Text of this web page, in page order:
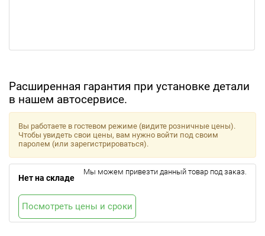
Расширенная гарантия при установке детали
в нашем автосервисе.
Вы работаете в гостевом режиме (видите розничные цены).
Чтобы увидеть свои цены, вам нужно войти под своим
паролем (или зарегистрироваться).
Нет на складе
Мы можем привезти данный товар под заказ.
Посмотреть цены и сроки